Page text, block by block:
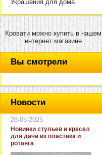
Украшения для дома
Кровати можно купить в нашем
интернет магазине
Вы смотрели
Новости
28-05-2025
Новинки стульев и кресел
для дачи из пластика и
ротанга